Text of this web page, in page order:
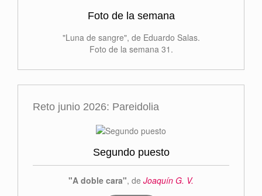
Foto de la semana
"Luna de sangre", de Eduardo Salas.
Foto de la semana 31.
Reto junio 2026: Pareidolia
Segundo puesto
"A doble cara", de Joaquín G. V.